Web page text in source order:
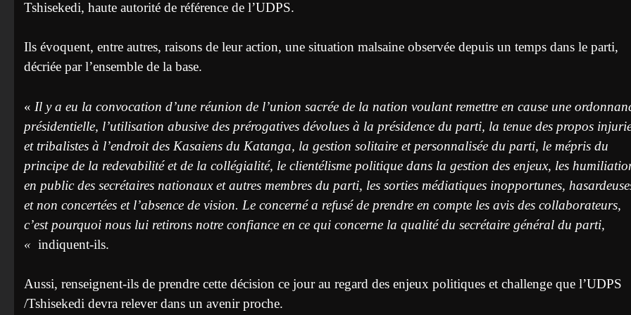
Tshisekedi, haute autorité de référence de l’UDPS.
Ils évoquent, entre autres, raisons de leur action, une situation malsaine observée depuis un temps dans le parti,
décriée par l’ensemble de la base.
« Il y a eu la convocation d’une réunion de l’union sacrée de la nation voulant remettre en cause une
présidentielle, l’utilisation abusive des prérogatives dévolues à la présidence du parti, la tenue des propos
et tribalistes à l’endroit des Kasaiens du Katanga, la gestion solitaire et personnalisée du parti, le mépris du
principe de la redevabilité et de la collégialité, le clientélisme politique dans la gestion des enjeux, les
en public des secrétaires nationaux et autres membres du parti, les sorties médiatiques inopportunes,
et non concertées et l’absence de vision. Le concerné a refusé de prendre en compte les avis des collaborateurs,
c’est pourquoi nous lui retirons notre confiance en ce qui concerne la qualité du secrétaire général du parti,
« indiquent-ils.
Aussi, renseignent-ils de prendre cette décision ce jour au regard des enjeux politiques et challenge que l’UDPS
/Tshisekedi devra relever dans un avenir proche.